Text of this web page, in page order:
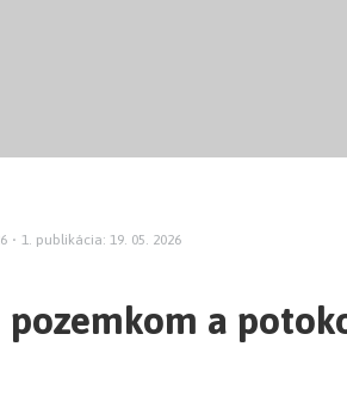
• 1. publikácia: 19. 05. 2026
a